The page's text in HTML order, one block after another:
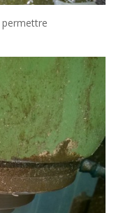
permettre